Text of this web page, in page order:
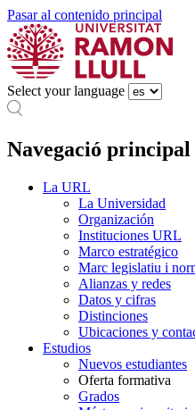
Pasar al contenido principal
Select your language
Navegació principal
La URL
La Universidad
Organización
Instituciones URL
Marco estratégico
Marc legislatiu i
Alianzas y redes
Datos y cifras
Distinciones
Ubicaciones y
Estudios
Nuevos estudiantes
Oferta formativa
Grados